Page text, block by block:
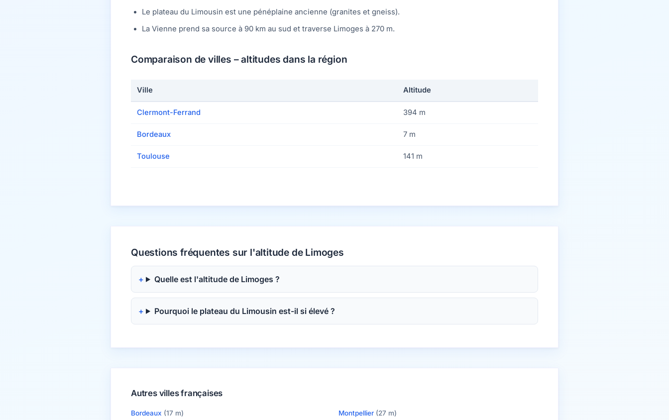
Le plateau du Limousin est une pénéplaine ancienne (granites et gneiss).
La Vienne prend sa source à 90 km au sud et traverse Limoges à 270 m.
Comparaison de villes – altitudes dans la région
Ville Altitude
Clermont-Ferrand 394 m
Bordeaux 7 m
Toulouse 141 m
Questions fréquentes sur l'altitude de Limoges
Quelle est l'altitude de Limoges ?
Pourquoi le plateau du Limousin est-il si élevé ?
Autres villes françaises
Bordeaux (17 m) Montpellier (27 m)